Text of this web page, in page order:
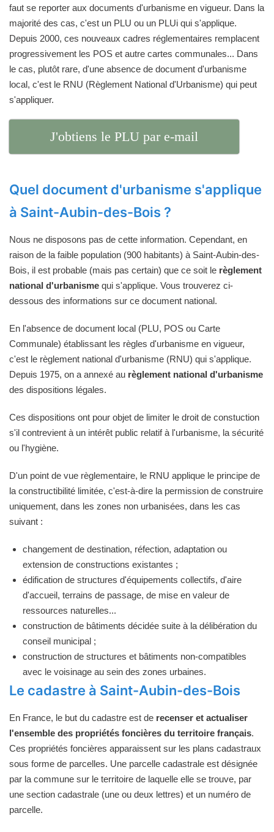
faut se reporter aux documents d'urbanisme en vigueur. Dans la
majorité des cas, c'est un PLU ou un PLUi qui s'applique.
Depuis 2000, ces nouveaux cadres réglementaires remplacent
progressivement les POS et autre cartes communales... Dans
le cas, plutôt rare, d'une absence de document d'urbanisme
local, c'est le RNU (Règlement National d'Urbanisme) qui peut
s'appliquer.
J'obtiens le PLU par e-mail
Quel document d'urbanisme s'applique
à Saint-Aubin-des-Bois ?
Nous ne disposons pas de cette information. Cependant, en
raison de la faible population (900 habitants) à Saint-Aubin-des-
Bois, il est probable (mais pas certain) que ce soit le règlement
national d'urbanisme qui s'applique. Vous trouverez ci-
dessous des informations sur ce document national.
En l'absence de document local (PLU, POS ou Carte
Communale) établissant les règles d'urbanisme en vigueur,
c'est le règlement national d'urbanisme (RNU) qui s'applique.
Depuis 1975, on a annexé au règlement national d'urbanisme
des dispositions légales.
Ces dispositions ont pour objet de limiter le droit de constuction
s'il contrevient à un intérêt public relatif à l'urbanisme, la sécurité
ou l'hygiène.
D'un point de vue règlementaire, le RNU applique le principe de
la constructibilité limitée, c'est-à-dire la permission de construire
uniquement, dans les zones non urbanisées, dans les cas
suivant :
changement de destination, réfection, adaptation ou
extension de constructions existantes ;
édification de structures d'équipements collectifs, d'aire
d'accueil, terrains de passage, de mise en valeur de
ressources naturelles...
construction de bâtiments décidée suite à la délibération du
conseil municipal ;
construction de structures et bâtiments non-compatibles
avec le voisinage au sein des zones urbaines.
Le cadastre à Saint-Aubin-des-Bois
En France, le but du cadastre est de recenser et actualiser
l'ensemble des propriétés foncières du territoire français.
Ces propriétés foncières apparaissent sur les plans cadastraux
sous forme de parcelles. Une parcelle cadastrale est désignée
par la commune sur le territoire de laquelle elle se trouve, par
une section cadastrale (une ou deux lettres) et un numéro de
parcelle.